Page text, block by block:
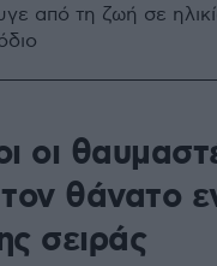
από τη ζωή σε
οι
θάνατο
σειράς